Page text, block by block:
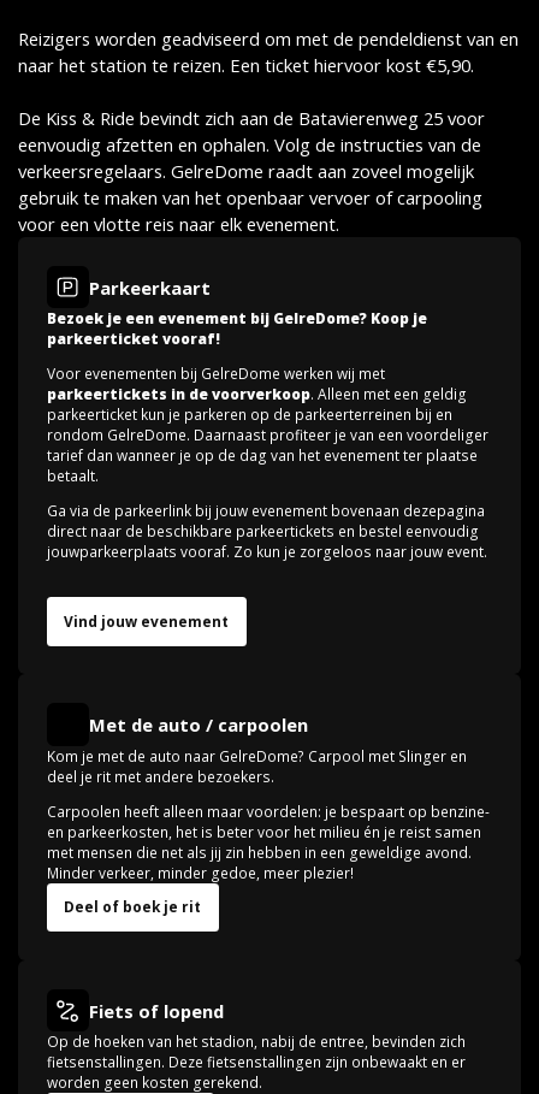
Reizigers worden geadviseerd om met de pendeldienst van en
naar het station te reizen. Een ticket hiervoor kost €5,90.
De Kiss & Ride bevindt zich aan de Batavierenweg 25 voor
eenvoudig afzetten en ophalen. Volg de instructies van de
verkeersregelaars. GelreDome raadt aan zoveel mogelijk
gebruik te maken van het openbaar vervoer of carpooling
voor een vlotte reis naar elk evenement.
Parkeerkaart
Bezoek je een evenement bij GelreDome? Koop je
parkeerticket vooraf!
Voor evenementen bij GelreDome werken wij met
parkeertickets in de voorverkoop. Alleen met een geldig
parkeerticket kun je parkeren op de parkeerterreinen bij en
rondom GelreDome. Daarnaast profiteer je van een voordeliger
tarief dan wanneer je op de dag van het evenement ter plaatse
betaalt.
Ga via de parkeerlink bij jouw evenement bovenaan dezepagina
direct naar de beschikbare parkeertickets en bestel eenvoudig
jouwparkeerplaats vooraf. Zo kun je zorgeloos naar jouw event.
Vind jouw evenement
Met de auto / carpoolen
Kom je met de auto naar GelreDome? Carpool met Slinger en
deel je rit met andere bezoekers.
Carpoolen heeft alleen maar voordelen: je bespaart op benzine-
en parkeerkosten, het is beter voor het milieu én je reist samen
met mensen die net als jij zin hebben in een geweldige avond.
Minder verkeer, minder gedoe, meer plezier!
Deel of boek je rit
Fiets of lopend
Op de hoeken van het stadion, nabij de entree, bevinden zich
fietsenstallingen. Deze fietsenstallingen zijn onbewaakt en er
worden geen kosten gerekend.